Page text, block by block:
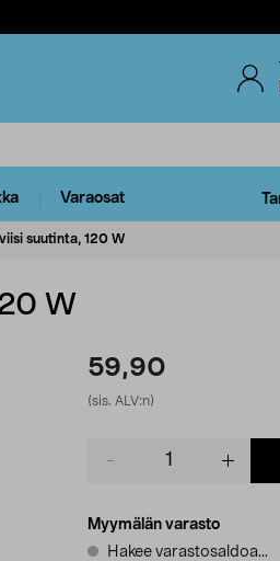
Varaosat
suutinta, 120 W
W
59,90
(sis. ALV:n)
Myymälän varasto
Hakee varastosaldoa...